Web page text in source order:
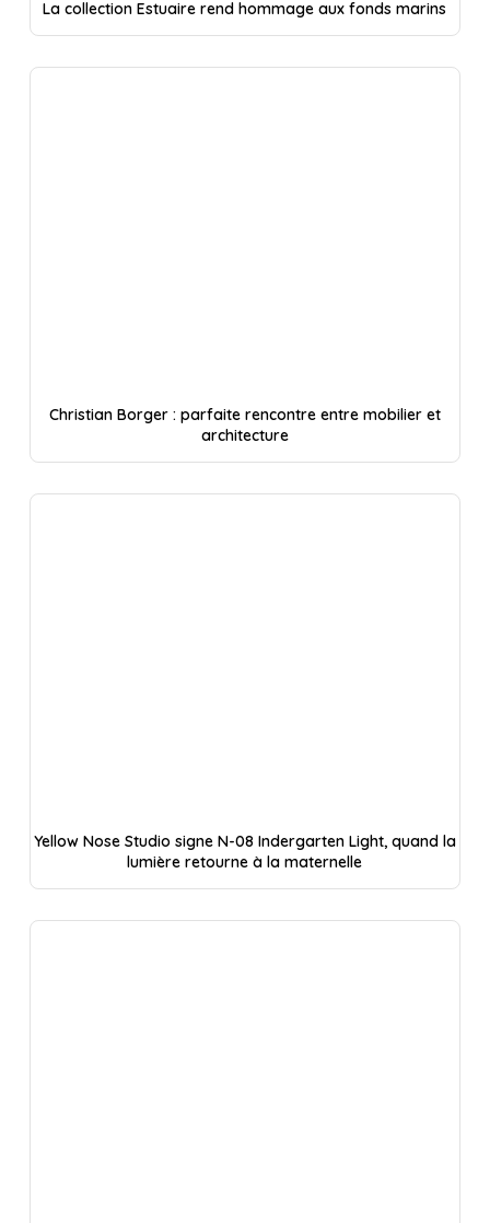
La collection Estuaire rend hommage aux fonds marins
Christian Borger : parfaite rencontre entre mobilier et
architecture
Yellow Nose Studio signe N-08 Indergarten Light, quand la
lumière retourne à la maternelle